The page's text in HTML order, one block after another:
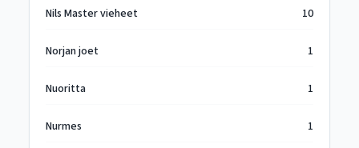
Nils Master vieheet 10
Norjan joet 1
Nuoritta 1
Nurmes 1